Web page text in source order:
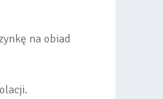
na obiad